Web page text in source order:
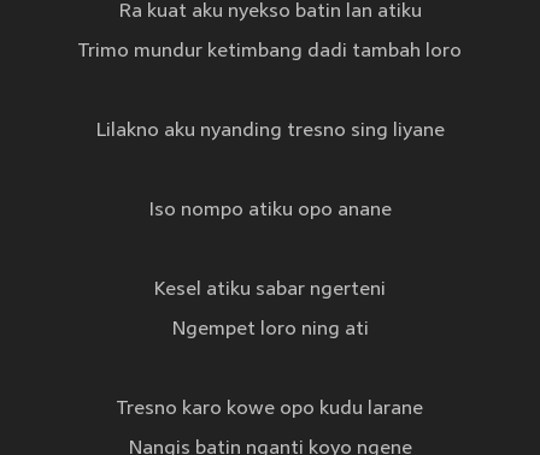
Ra kuat aku nyekso batin lan atiku
Trimo mundur ketimbang dadi tambah loro
Lilakno aku nyanding tresno sing liyane
Iso nompo atiku opo anane
Kesel atiku sabar ngerteni
Ngempet loro ning ati
Tresno karo kowe opo kudu larane
Nangis batin nganti koyo ngene